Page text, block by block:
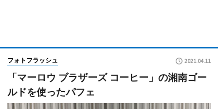
フォトフラッシュ 2021.04.11
「マーロウ ブラザーズ コーヒー」の湘南ゴー
ルドを使ったパフェ